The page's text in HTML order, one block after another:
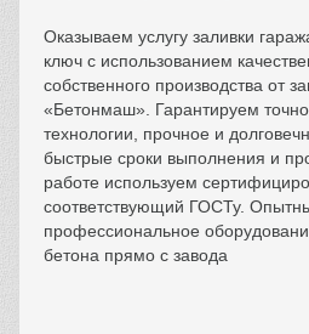
Оказываем услугу заливки
ключ с использованием
собственного производства от
«Бетонмаш». Гарантируем
технологии, прочное и
быстрые сроки выполнения и
работе используем
соответствующий ГОСТу.
профессиональное
бетона прямо с завода